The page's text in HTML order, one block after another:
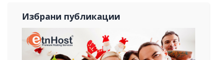
Избрани публикации